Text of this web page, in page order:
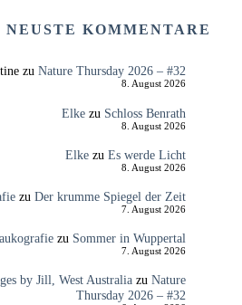
NEUSTE KOMMENTARE
zu Nature Thursday 2026 – #32
8. August 2026
Elkezu Schloss Benrath
8. August 2026
Elkezu Es werde Licht
8. August 2026
zu Der krumme Spiegel der Zeit
7. August 2026
zu Sommer in Wuppertal
7. August 2026
by Jill, West Australiazu Nature
Thursday 2026 – #32